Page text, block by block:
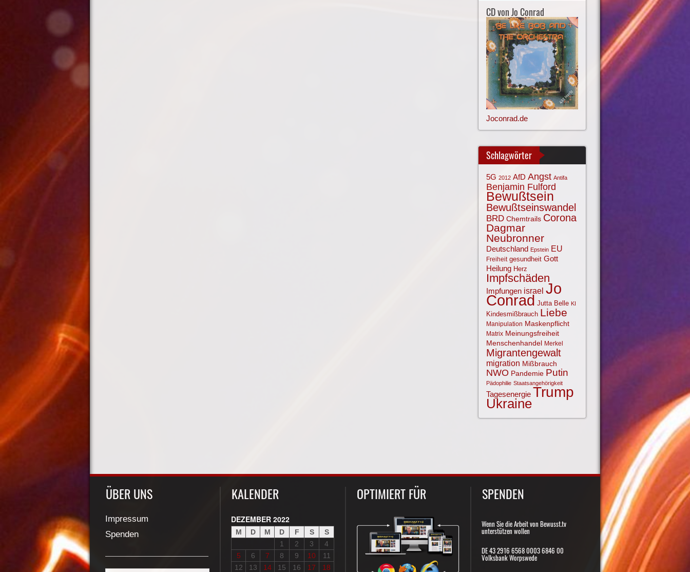
CD von Jo Conrad
Joconrad.de
Schlagwörter
5G 2012 AfD Angst Antifa
Benjamin Fulford
Bewußtsein
Bewußtseinswandel
BRD Chemtrails Corona
Dagmar
Neubronner
Deutschland Epstein EU
Freiheit gesundheit Gott
Heilung Herz
Impfschäden
Impfungen israel Jo
Conrad Jutta Belle KI
Kindesmißbrauch Liebe
Manipulation Maskenpflicht
Matrix Meinungsfreiheit
Menschenhandel Merkel
Migrantengewalt
migration Mißbrauch
NWO Pandemie Putin
Pädophilie Staatsangehörigkeit
Tagesenergie Trump
Ukraine
ÜBER UNS
Impressum
Spenden
KALENDER
DEZEMBER 2022
M D M D F S
S
1
2 3
4
5
6 7 8 9 10
11
12
13 14 15 16 17 18
OPTIMIERT FÜR SPENDEN
Wenn Sie die Arbeit von Bewusst.tv
unterstützen wollen
DE 43 2916 6568 0003 6846 00
Volksbank Worpswede